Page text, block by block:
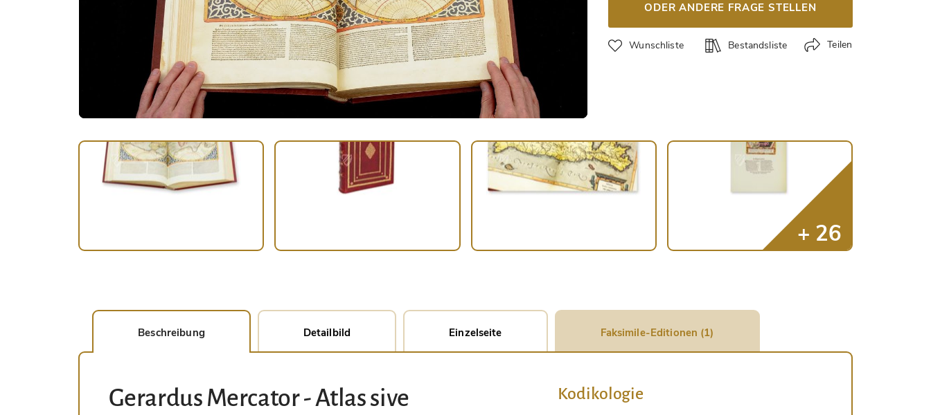
ODER ANDERE FRAGE STELLEN
Wunschliste Bestandsliste Teilen
Beschreibung Detailbild Einzelseite Faksimile-Editionen (1)
Gerardus Mercator - Atlas sive
Kodikologie